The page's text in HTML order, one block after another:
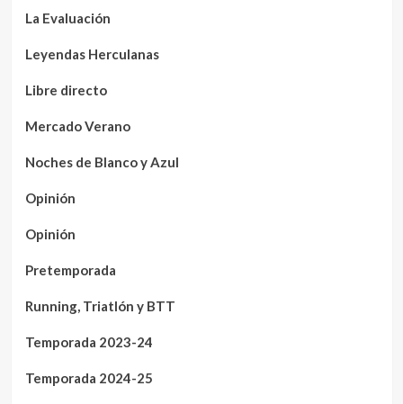
La Evaluación
Leyendas Herculanas
Libre directo
Mercado Verano
Noches de Blanco y Azul
Opinión
Opinión
Pretemporada
Running, Triatlón y BTT
Temporada 2023-24
Temporada 2024-25